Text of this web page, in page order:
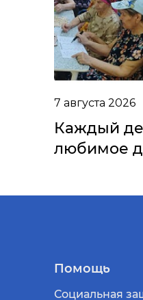
7 августа 2026
Каждый
любимое
Помощь
Социальная